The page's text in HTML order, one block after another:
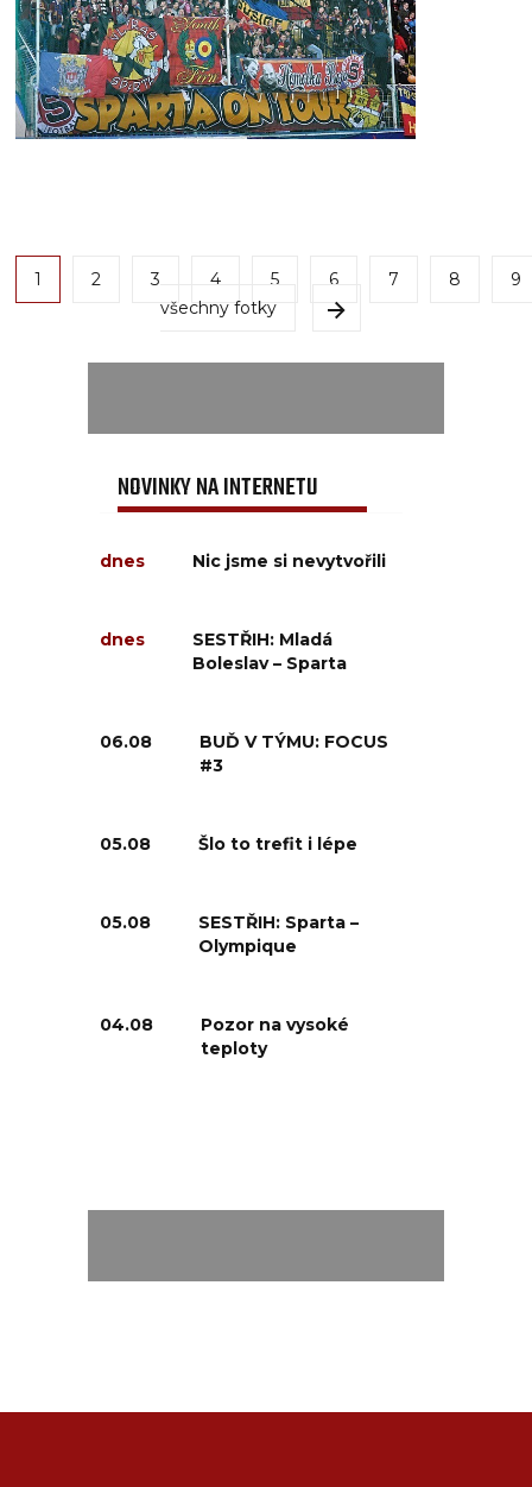
1 2 3 4 5 6 7 8
9
všechny fotky
NOVINKY NA INTERNETU
dnes Nic jsme si nevytvořili
dnes
SESTŘIH: Mladá
Boleslav – Sparta
06.08
BUĎ V TÝMU: FOCUS
#3
05.08 Šlo to trefit i lépe
05.08
SESTŘIH: Sparta –
Olympique
04.08
Pozor na vysoké
teploty